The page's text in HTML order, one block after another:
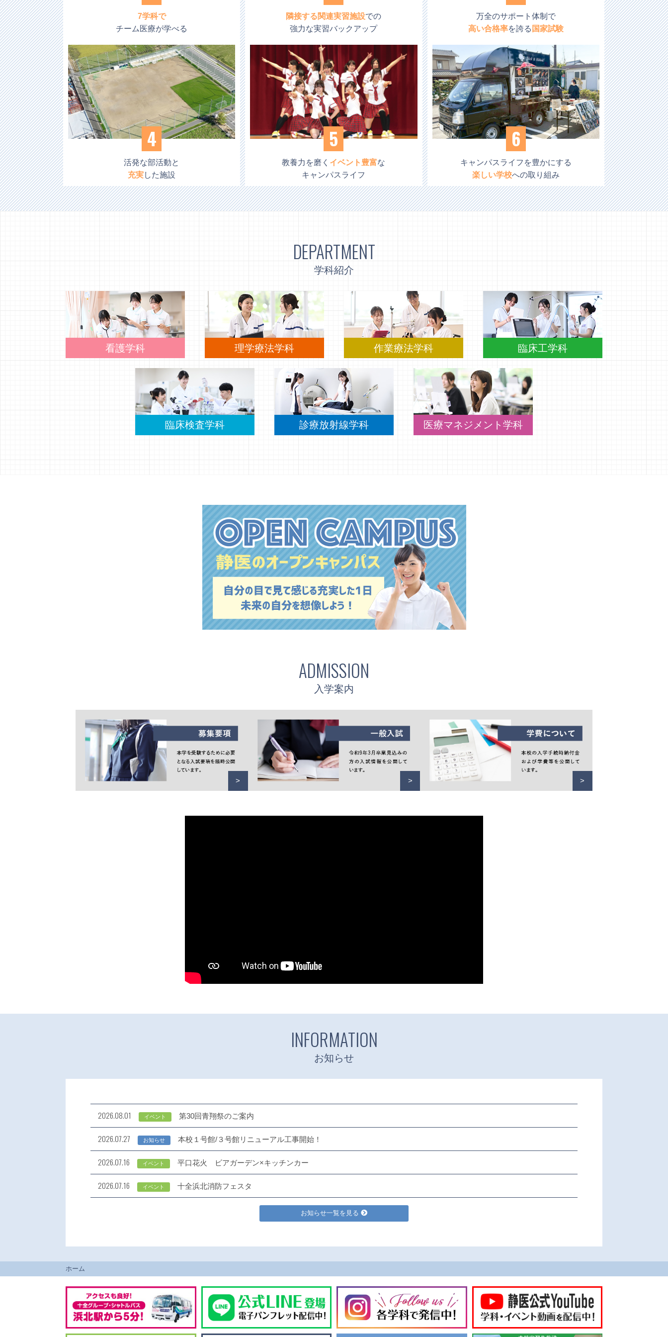
7学科で
チーム医療が学べる
隣接する関連実習施設での
強力な実習バックアップ
万全のサポート体制で
高い合格率を誇る 国家試験
4
活発な部活動と
充実した施設
5
教養力を磨く イベント豊富な
キャンパスライフ
6
キャンパスライフを豊かにする
楽しい学校への取り組み
DEPARTMENT
学科紹介
看護学科 理学療法学科 作業療法学科 臨床工学科
臨床検査学科 診療放射線学科 医療マネジメント学科
ADMISSION
入学案内
INFORMATION
お知らせ
2026.08.01 イベント 第30回青翔祭のご案内
2026.07.27 お知らせ 本校１号館/３号館リニューアル工事開始！
2026.07.16 イベント 平口花火 ビアガーデン×キッチンカー
2026.07.16 イベント 十全浜北消防フェスタ
お知らせ一覧を見る
ホーム